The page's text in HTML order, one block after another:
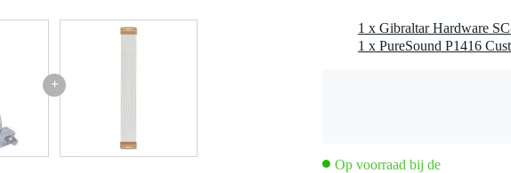
+
Op voorraad bij de